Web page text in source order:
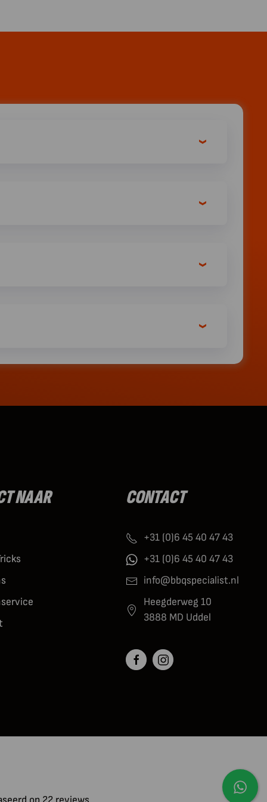
NAAR CONTACT
+31 (0)6 45 40 47 43
+31 (0)6 45 40 47 43
info@bbqspecialist.nl
Heegderweg 10
3888 MD Uddel